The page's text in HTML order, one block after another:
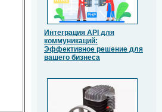
Интеграция API для
коммуникаций:
Эффективное решение для
вашего бизнеса